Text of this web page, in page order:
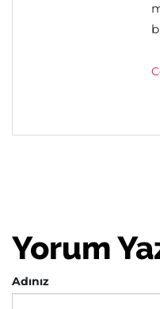
Yorum
Adınız